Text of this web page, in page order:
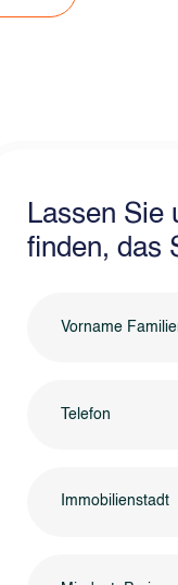
Lassen Sie
finden, das
Immobilienstadt